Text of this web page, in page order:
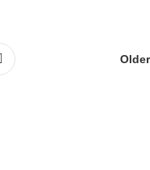
Older